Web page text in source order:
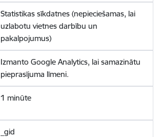
Statistikas sīkdatnes (nepieciešamas, lai
uzlabotu vietnes darbību un
pakalpojumus)
Izmanto Google Analytics, lai samazinātu
pieprasījuma līmeni.
1 minūte
_gid